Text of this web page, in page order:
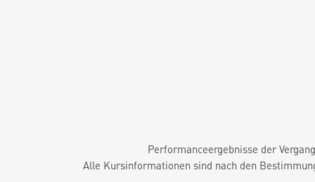
Performanceergebnisse der
Alle Kursinformationen sind nach den